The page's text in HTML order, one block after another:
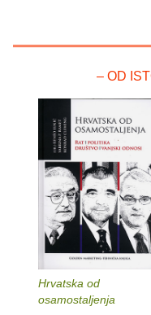
– OD
Hrvatska od
osamostaljenja